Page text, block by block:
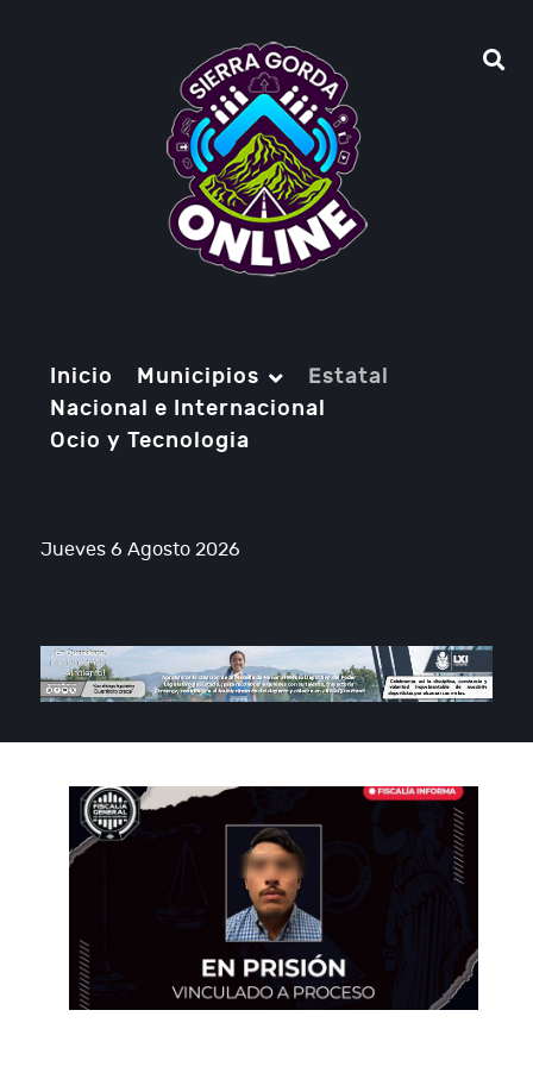
Inicio Municipios
Estatal
Nacional e Internacional
Ocio y Tecnologia
Jueves 6 Agosto 2026